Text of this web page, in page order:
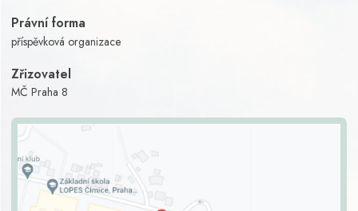
Právní forma
příspěvková organizace
Zřizovatel
MČ Praha 8